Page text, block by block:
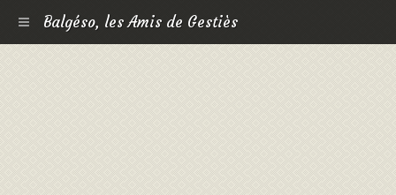
Balgéso, les Amis de Gestiès